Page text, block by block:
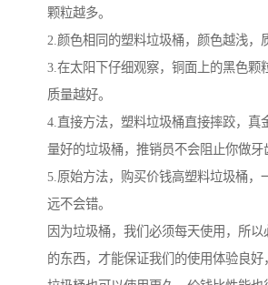
颗粒越多。
2.颜色相同的塑料垃圾桶，颜色越浅，
3.在太阳下仔细观察，铜面上的黑色颗
质量越好。
4.直接方法，塑料垃圾桶直接摔跤，真
量好的垃圾桶，推销员不会阻止你做牙
5.原始方法，购买价钱高塑料垃圾桶，
远不会错。
因为垃圾桶，我们必须每天使用，所
的东西，才能保证我们的使用体验良好